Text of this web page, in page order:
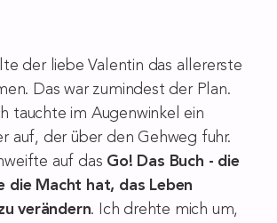
der liebe Valentin das allererste
Das war zumindest der Plan.
tauchte im Augenwinkel ein
auf, der über den Gehweg fuhr.
auf das Go! Das Buch - die
die Macht hat, das Leben
verändern. Ich drehte mich um,